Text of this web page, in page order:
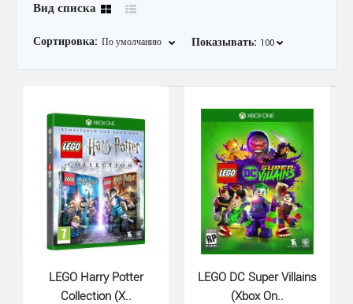
Вид списка
Сортировка: Показывать:
LEGO Harry Potter
Collection (X..
LEGO DC Super Villains
(Xbox On..